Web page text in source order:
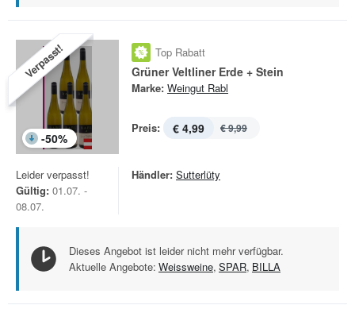
Verpasst!
-50%
Top Rabatt
Grüner Veltliner Erde + Stein
Marke: Weingut Rabl
Preis: € 4,99 € 9,99
Leider verpasst!
Gültig: 01.07. -
08.07.
Händler: Sutterlüty
Dieses Angebot ist leider nicht mehr verfügbar.
Aktuelle Angebote: Weissweine, SPAR, BILLA